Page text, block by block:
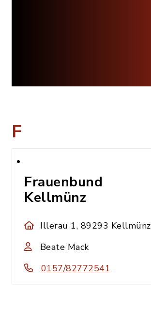
F
Frauenbund
Kellmünz
Illerau 1, 89293 Kellmünz
Beate Mack
0157/82772541